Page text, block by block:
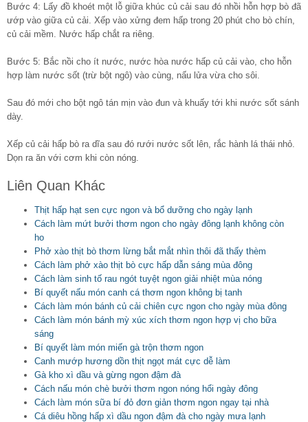
Bước 4: Lấy đồ khoét một lỗ giữa khúc củ cải sau đó nhồi hỗn hợp bò đã
ướp vào giữa củ cải. Xếp vào xửng đem hấp trong 20 phút cho bò chín,
củ cải mềm. Nước hấp chắt ra riêng.
Bước 5: Bắc nồi cho ít nước, nước hòa nước hấp củ cải vào, cho hỗn
hợp làm nước sốt (trừ bột ngô) vào cùng, nấu lửa vừa cho sôi.
Sau đó mới cho bột ngô tán mịn vào đun và khuấy tới khi nước sốt sánh
dày.
Xếp củ cải hấp bò ra dĩa sau đó rưới nước sốt lên, rắc hành lá thái nhỏ.
Dọn ra ăn với cơm khi còn nóng.
Liên Quan Khác
Thịt hấp hạt sen cực ngon và bổ dưỡng cho ngày lạnh
Cách làm mứt bưởi thơm ngon cho ngày đông lạnh không còn
ho
Phở xào thịt bò thơm lừng bắt mắt nhìn thôi đã thấy thèm
Cách làm phở xào thịt bò cực hấp dẫn sáng mùa đông
Cách làm sinh tố rau ngót tuyệt ngon giải nhiệt mùa nóng
Bí quyết nấu món canh cá thơm ngon không bị tanh
Cách làm món bánh củ cải chiên cực ngon cho ngày mùa đông
Cách làm món bánh mỳ xúc xích thơm ngon hợp vị cho bữa
sáng
Bí quyết làm món miến gà trộn thơm ngon
Canh mướp hương dồn thịt ngọt mát cực dễ làm
Gà kho xì dầu và gừng ngon đậm đà
Cách nấu món chè bưởi thơm ngon nóng hổi ngày đông
Cách làm món sữa bí đỏ đơn giản thơm ngon ngay tại nhà
Cá diêu hồng hấp xì dầu ngon đậm đà cho ngày mưa lạnh